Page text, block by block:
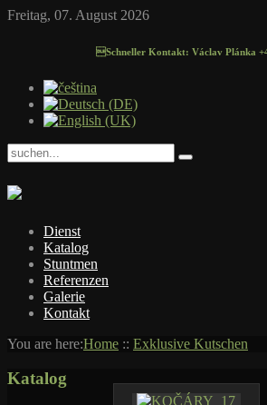
Freitag, 07. August 2026
Schneller Kontakt: Václav Plánka
Dienst
Katalog
Stuntmen
Referenzen
Galerie
Kontakt
You are here:Home :: Exklusive Kutschen
Katalog